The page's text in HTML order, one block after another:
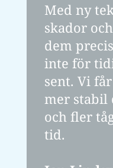
Med ny
skador
dem
inte för
sent. Vi
mer stabil
och fler
tid.